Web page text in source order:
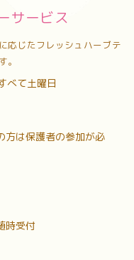
サービス
応じたフレッシュハーブテ
。
べて土曜日
は保護者の参加が必
時受付